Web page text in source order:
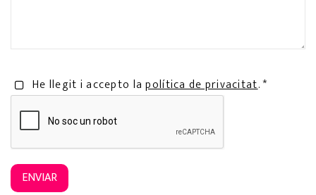
He llegit i accepto lapolítica de privacitat. *
ENVIAR